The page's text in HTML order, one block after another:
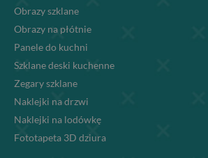
Obrazy szklane
Obrazy na płótnie
Panele do kuchni
Szklane deski kuchenne
Zegary szklane
Naklejki na drzwi
Naklejki na lodówkę
Fototapeta 3D dziura